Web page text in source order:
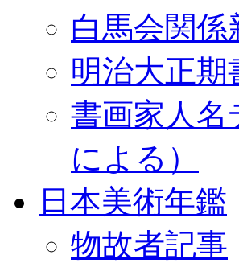
白馬会関係
明治大正
書画家人名
による）
日本美術年鑑
物故者記事